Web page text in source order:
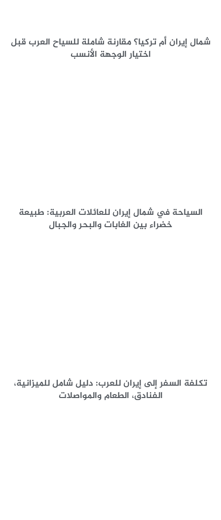
شمال إيران أم تركيا؟ مقارنة شاملة للسياح العرب قبل
اختيار الوجهة الأنسب
السياحة في شمال إيران للعائلات العربية: طبيعة
خضراء بين الغابات والبحر والجبال
تكلفة السفر إلى إيران للعرب: دليل شامل للميزانية،
الفنادق، الطعام والمواصلات